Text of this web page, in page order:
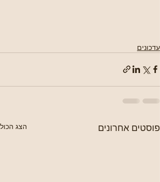
עדכונים
פוסטים אחרונים הצג הכול